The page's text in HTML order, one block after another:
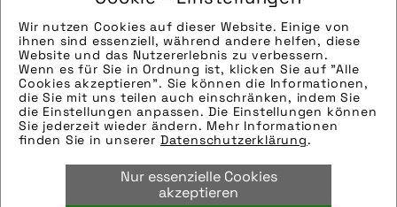
Wir nutzen Cookies auf dieser Website. Einige von
ihnen sind essenziell, während andere helfen, diese
Website und das Nutzererlebnis zu verbessern.
Wenn es für Sie in Ordnung ist, klicken Sie auf "Alle
Cookies akzeptieren". Sie können die Informationen,
die Sie mit uns teilen auch einschränken, indem Sie
die Einstellungen anpassen. Die Einstellungen können
Sie jederzeit wieder ändern. Mehr Informationen
finden Sie in unserer Datenschutzerklärung.
Nur essenzielle Cookies
akzeptieren
Quelle/Source [´www.croozer.de | pd-f´]
Technik-Info:
Hinweise zur weiteren Recherche:
Modellname: Dog Mikke
Hersteller: Croozer
Tags:
anhänger,hundeanhänger,lastenanhänger
transport,transportanhänger